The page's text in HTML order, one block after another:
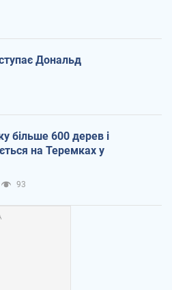
Дональд
більше 600 дерев і
на Теремках у
93